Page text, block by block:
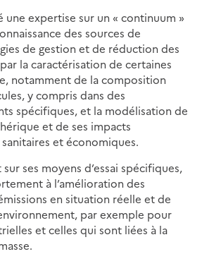
une expertise sur un « continuum »
des sources de
de gestion et de réduction des
la caractérisation de certaines
notamment de la composition
y compris dans des
spécifiques, et la modélisation de
et de ses impacts
et économiques.
sur ses moyens d’essai spécifiques,
à l’amélioration des
en situation réelle et de
par exemple pour
et celles qui sont liées à la